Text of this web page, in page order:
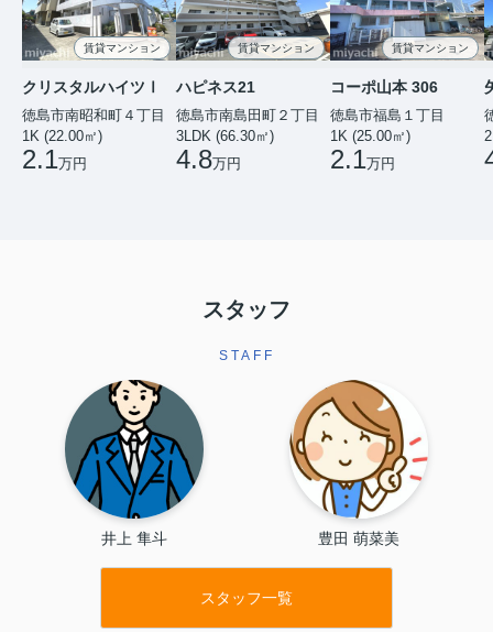
賃貸マンション
クリスタルハイツⅠ
徳島市南昭和町４丁目
1K (22.00㎡)
2.1万円
賃貸マンション
ハピネス21
徳島市南島田町２丁目
3LDK (66.30㎡)
4.8万円
賃貸マンション
コーポ山本 306
徳島市福島１丁目
1K (25.00㎡)
2.1万円
スタッフ
STAFF
井上 隼斗 豊田 萌菜美
スタッフ一覧